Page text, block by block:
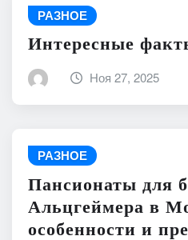
РАЗНОЕ
Интересные
Ноя 27, 2025
РАЗНОЕ
Пансионаты для
Альцгеймера в
особенности и